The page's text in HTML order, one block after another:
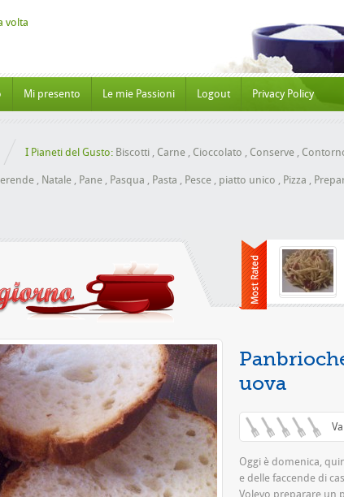
Mi presento Le mie Passioni Logout Privacy Policy
I Pianeti del Gusto: Biscotti , Carne , Cioccolato , Conserve ,
, Natale , Pane , Pasqua , Pasta , Pesce , piatto unico , Pizza ,